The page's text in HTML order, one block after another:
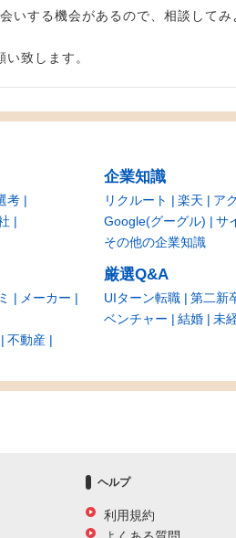
いする機会があるので、相談してみ
い致します。
考
企業知識
リクルート 楽天
ア
Google(グーグル)
サ
その他の企業知識
メーカー
不動産
厳選Q&A
UIターン転職 第二新
ベンチャー
結婚 未
ヘルプ
利用規約